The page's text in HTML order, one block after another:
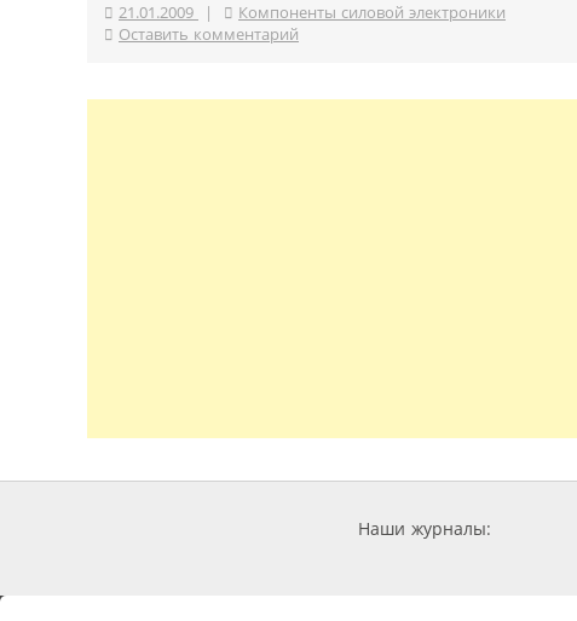
21.01.2009 |
Компоненты силовой электроники
Оставить комментарий
Наши журналы: